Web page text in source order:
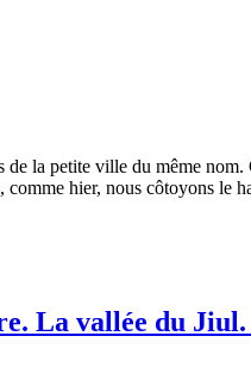
la petite ville du même
hier, nous côtoyons le
La vallée du